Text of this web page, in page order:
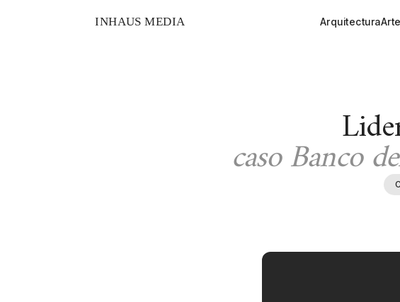
INHAUS MEDIA Arquitectura
caso Banco